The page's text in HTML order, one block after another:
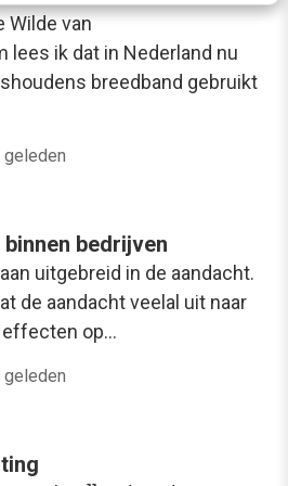
Wilde van
lees ik dat in Nederland nu
breedband gebruikt
geleden
bedrijven
uitgebreid in de aandacht.
de aandacht veelal uit naar
effecten op…
geleden